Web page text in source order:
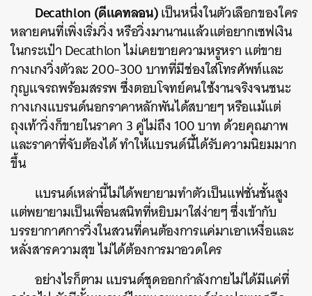
Decathlon (ดีแคทลอน)เป็นหนึ่งในตัวเลือกของใคร
หลายคนที่เพิ่งเริ่มวิ่ง หรือวิ่งมานานแล้วแต่อยากเซฟเงิน
ในกระเป๋า Decathlon ไม่เคยขายความหรูหรา แต่ขาย
กางเกงวิ่งตัวละ 200-300 บาทที่มีช่องใส่โทรศัพท์และ
กุญแจรถพร้อมสรรพ ซึ่งตอบโจทย์คนใช้งานจริงจนชนะ
กางเกงแบรนด์นอกราคาหลักพันได้สบายๆ หรือแม้แต่
ถุงเท้าวิ่งก็ขายในราคา 3 คู่ไม่ถึง 100 บาท ด้วยคุณภาพ
และราคาที่จับต้องได้ ทำให้แบรนด์นี้ได้รับความนิยมมาก
ขึ้น
แบรนด์เหล่านี้ไม่ได้พยายามทำตัวเป็นแฟชั่นชั้นสูง
แต่พยายามเป็นเพื่อนสนิทที่หยิบมาใส่ง่ายๆ ซึ่งเข้ากับ
บรรยากาศการวิ่งในสวนที่คนต้องการแค่มาเอาเหงื่อและ
หลั่งสารความสุข ไม่ได้ต้องการมาอวดใคร
อย่างไรก็ตาม แบรนด์ชุดออกกำลังกายไม่ได้มีแค่ที่